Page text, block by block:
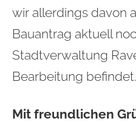
wir allerdings davon
Bauantrag aktuell
Stadtverwaltung
Bearbeitung befindet.
Mit freundlichen